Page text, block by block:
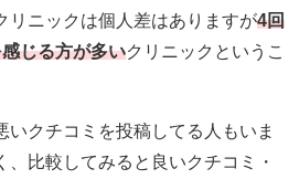
リニックは個人差はありますが4回
じる方が多いクリニックというこ
いクチコミを投稿してる人もいま
、比較してみると良いクチコミ・